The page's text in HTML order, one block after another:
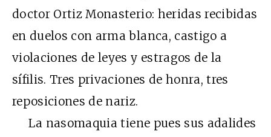
doctor Ortiz Monasterio: heridas recibidas
en duelos con arma blanca, castigo a
violaciones de leyes y estragos de la
sífilis. Tres privaciones de honra, tres
reposiciones de nariz.
La nasomaquia tiene pues sus adalides